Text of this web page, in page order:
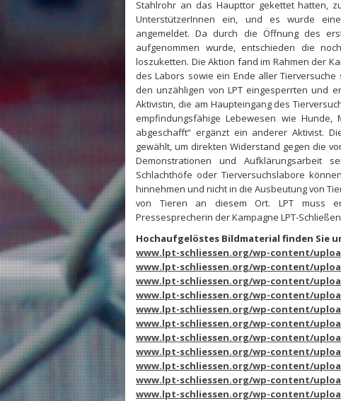
Stahlrohr an das Haupttor gekettet hatten,
UnterstützerInnen ein, und es wurde
angemeldet. Da durch die Öffnung des
aufgenommen wurde, entschieden die
loszuketten. Die Aktion fand im Rahmen der
des Labors sowie ein Ende aller
den unzähligen von LPT eingesperrten und
Aktivistin, die am Haupteingang des
empfindungsfähige Lebewesen wie
abgeschafft“ ergänzt ein anderer Aktivist.
gewählt, um direkten Widerstand gegen die
Demonstrationen und Aufklärungsarbeit
Schlachthöfe oder Tierversuchslabore
hinnehmen und nicht in die Ausbeutung von
von Tieren an diesem Ort. LPT muss
Pressesprecherin der Kampagne LPT-
Hochaufgelöstes Bildmaterial finden Sie
www.lpt-schliessen.org/wp-content/
www.lpt-schliessen.org/wp-content/
www.lpt-schliessen.org/wp-content/
www.lpt-schliessen.org/wp-content/
www.lpt-schliessen.org/wp-content/
www.lpt-schliessen.org/wp-content/
www.lpt-schliessen.org/wp-content/
www.lpt-schliessen.org/wp-content/
www.lpt-schliessen.org/wp-content/
www.lpt-schliessen.org/wp-content/
www.lpt-schliessen.org/wp-content/